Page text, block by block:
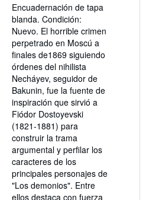
1
5
Encuadernación de tapa
blanda. Condición:
Nuevo. El horrible crimen
perpetrado en Moscú a
finales de1869 siguiendo
órdenes del nihilista
Necháyev, seguidor de
Bakunin, fue la fuente de
inspiración que sirvió a
Fiódor Dostoyevski
(1821-1881) para
construir la trama
argumental y perfilar los
caracteres de los
principales personajes de
"Los demonios". Entre
ellos destaca con fuerza